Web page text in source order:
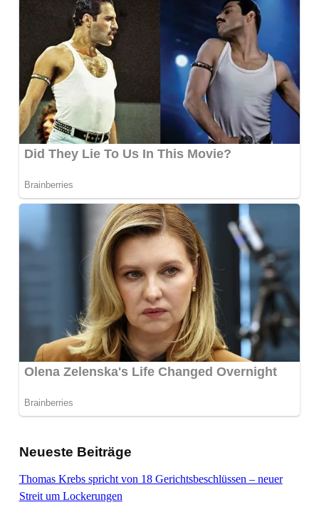
Neueste Beiträge
Thomas Krebs spricht von 18 Gerichtsbeschlüssen – neuer
Streit um Lockerungen